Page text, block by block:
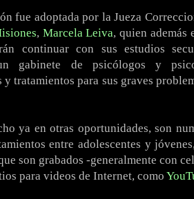
fue adoptada por la Jueza
, Marcela Leiva, quien además
continuar con sus estudios
gabinete de psicólogos y
y tratamientos para sus graves
ya en otras oportunidades, son
entre adolescentes y
son grabados -generalmente con
para videos de Internet, como